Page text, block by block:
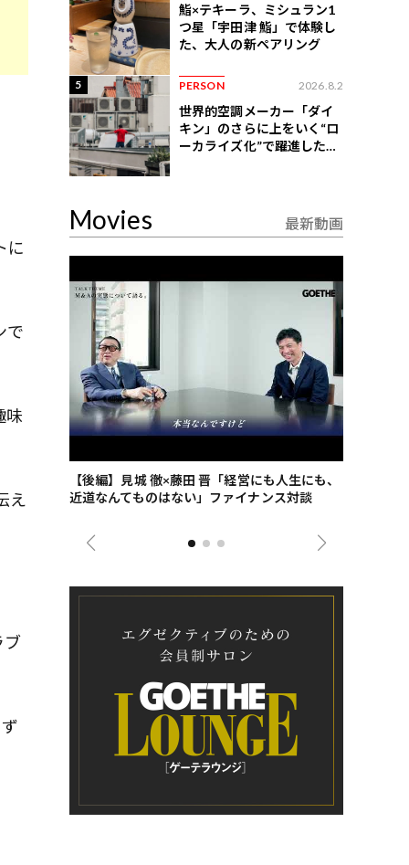
に
で
味
え
ブ
鮨×テキーラ、ミシュラン1
つ星「宇田津 鮨」で体験し
た、大人の新ペアリング
5 PERSON 2026.8.2
世界的空調メーカー「ダイ
キン」のさらに上をいく“ロ
ーカライズ化”で躍進したイ
Movies 最新動画
【後編】見城 徹×藤田 晋「経営にも人生にも、
近道なんてものはない」ファイナンス対談